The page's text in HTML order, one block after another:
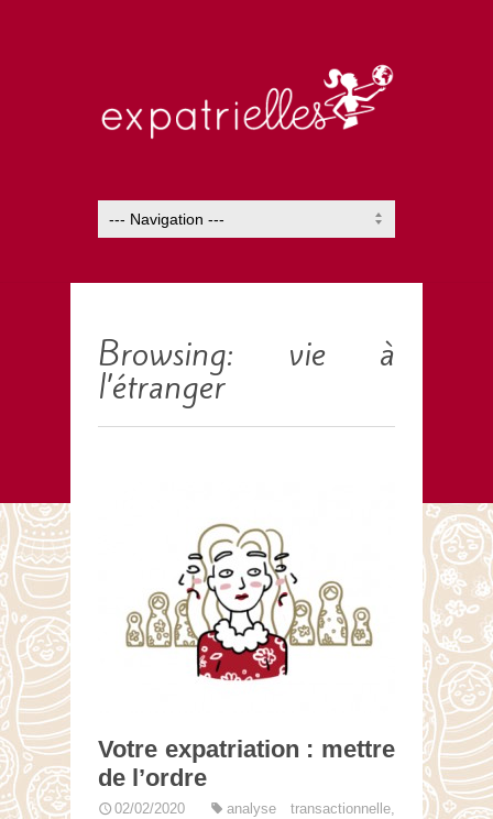
Browsing: vie à
l’étranger
Votre expatriation : mettre
de l’ordre
02/02/2020 analyse transactionnelle,